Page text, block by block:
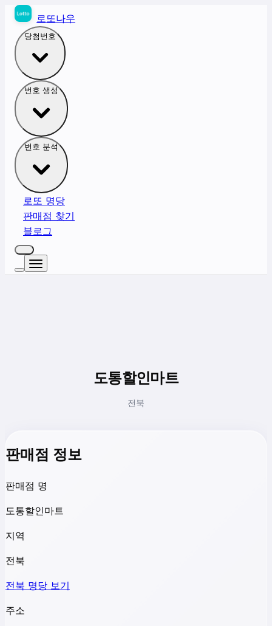
로또나우
당첨번호
번호 생성
번호 분석
로또 명당
판매점 찾기
블로그
도통할인마트
전북
판매점 정보
판매점 명
도통할인마트
지역
전북
전북 명당 보기
주소